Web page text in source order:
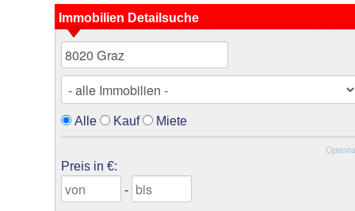
Immobilien Detailsuche
Alle Kauf Miete
Preis in €:
-